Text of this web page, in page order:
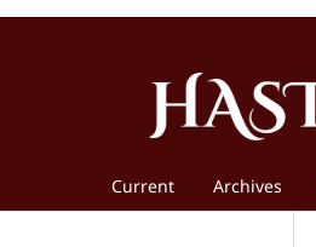
Current Archives